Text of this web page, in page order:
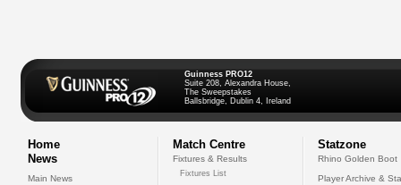
Guinness PRO12
Suite 208, Alexandra House,
The Sweepstakes
Ballsbridge, Dublin 4, Ireland
Home
News
Main News
Match Centre
Fixtures & Results
Fixtures List
Statzone
Rhino Golden Boot
Player Archive &